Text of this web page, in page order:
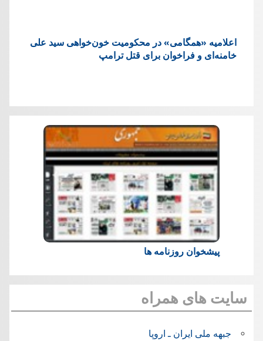
اعلامیه «همگامی» در محکومیت خون‌خواهی سید علی
خامنه‌ای و فراخوان برای قتل ترامپ
پیشخوان روزنامه ها
سایت های همراه
جبهه ملی ایران ـ اروپا